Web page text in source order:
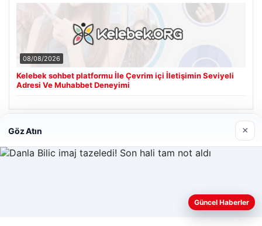
08/08/2026
Kelebek sohbet platformu İle Çevrim içi İletişimin Seviyeli
Adresi Ve Muhabbet Deneyimi
Son Eklenen Firmalar
Cengiz Sigorta
deneyiminizi kişiselleştirmek ve geliştirmek amacıyla çerezler
Göz Atın ×
Güncel Haberler